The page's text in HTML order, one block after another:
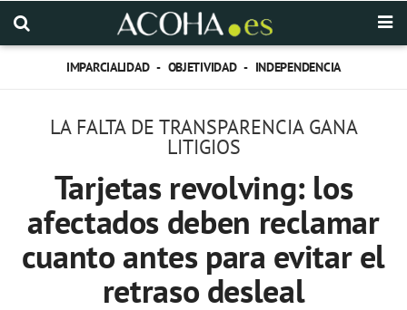
IMPARCIALIDAD - OBJETIVIDAD - INDEPENDENCIA
LA FALTA DE TRANSPARENCIA GANA
LITIGIOS
Tarjetas revolving: los
afectados deben reclamar
cuanto antes para evitar el
retraso desleal